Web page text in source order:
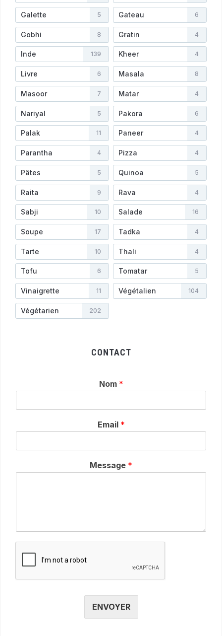
Galette 5 Gateau 6
Gobhi 8 Gratin 4
Inde 139 Kheer 4
Livre 6 Masala 8
Masoor 7 Matar 4
Nariyal 5 Pakora 6
Palak 11 Paneer 4
Parantha 4 Pizza 4
Pâtes 5 Quinoa 5
Raita 9 Rava 4
Sabji 10 Salade 16
Soupe 17 Tadka 4
Tarte 10 Thali 4
Tofu 6 Tomatar 5
Vinaigrette 11 Végétalien 104
Végétarien 202
CONTACT
Nom *
Email *
Message *
ENVOYER